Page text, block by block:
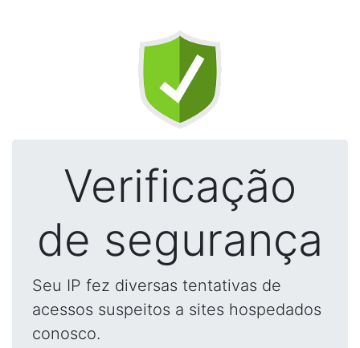
Verificação
de segurança
Seu IP fez diversas tentativas de
acessos suspeitos a sites hospedados
conosco.